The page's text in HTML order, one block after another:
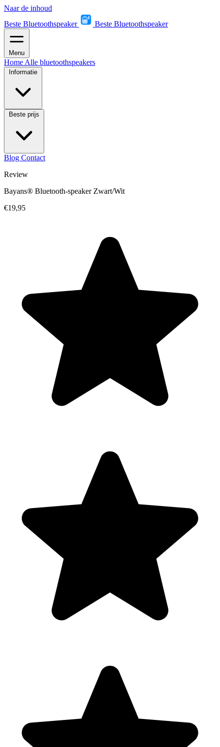
Naar de inhoud
Beste Bluetoothspeaker
Beste Bluetoothspeaker
Menu
Home Alle bluetoothspeakers
Informatie
Beste prijs
Blog Contact
Review
Bayans® Bluetooth-speaker Zwart/Wit
€19,95